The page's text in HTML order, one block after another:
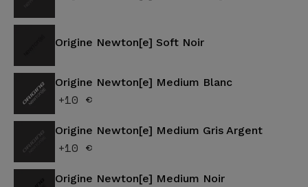
Origine Newton[e] Soft Noir
Origine Newton[e] Medium Blanc
+10 €
Origine Newton[e] Medium Gris Argent
+10 €
Origine Newton[e] Medium Noir